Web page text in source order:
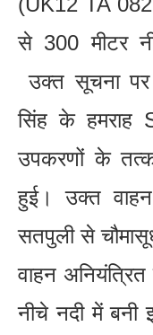
से 300 मीटर
उक्त सूचना
सिंह के हमराह
उपकरणों के
हुई। उक्त
सतपुली से
वाहन
नीचे नदी में बनी